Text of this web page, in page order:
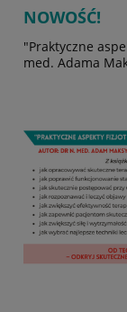
NOWOŚĆ!
"Praktyczne
med. Adama